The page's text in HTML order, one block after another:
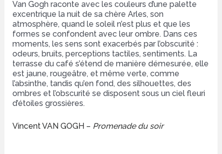
Van Gogh raconte avec les couleurs d’une palette
excentrique la nuit de sa chère Arles, son
atmosphère, quand le soleil n’est plus et que les
formes se confondent avec leur ombre. Dans ces
moments, les sens sont exacerbés par l’obscurité :
odeurs, bruits, perceptions tactiles, sentiments. La
terrasse du café s’étend de manière démesurée, elle
est jaune, rougeâtre, et même verte, comme
l’absinthe, tandis qu’en fond, des silhouettes, des
ombres et l’obscurité se disposent sous un ciel fleuri
d’étoiles grossières.
Vincent VAN GOGH – Promenade du soir